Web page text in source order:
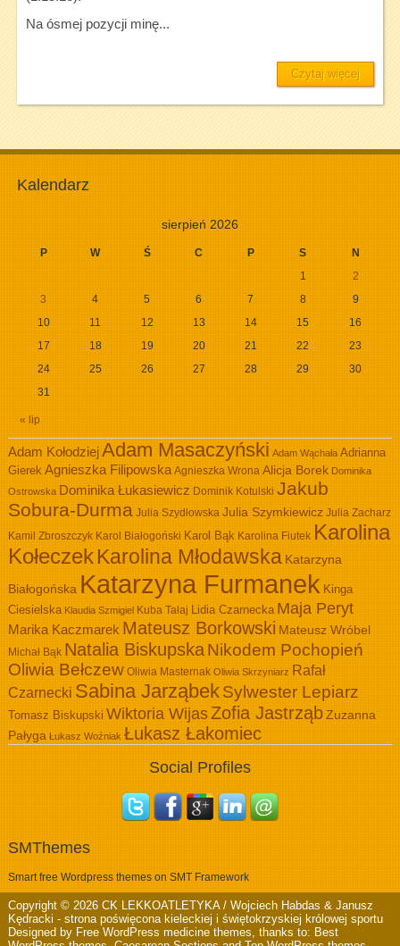
Na ósmej pozycji minę...
Czytaj więcej
Kalendarz
sierpień 2026
P W Ś C P S N
« lip
1
2
3
4 5 6 7 8
9
10
11 12 13 14 15
16
17
18 19 20 21 22
23
24
25 26 27 28 29
30
31
Adam KołodziejAdam Masaczyński Adam Wąchała Adrianna
Gierek Agnieszka Filipowska Agnieszka Wrona Alicja Borek Dominika
Ostrowska Dominika Łukasiewicz Dominik Kotulski Jakub
Sobura-Durma Julia Szydłowska Julia Szymkiewicz Julia Zacharz
Kamil Zbroszczyk Karol Białogoński Karol Bąk Karolina Fiutek Karolina
KołeczekKarolina Młodawska Katarzyna
Białogońska Katarzyna Furmanek Kinga
Ciesielska Klaudia Szmigiel Kuba Tałaj Lidia Czarnecka Maja Peryt
Marika Kaczmarek Mateusz Borkowski Mateusz Wróbel
Michał Bąk Natalia BiskupskaNikodem Pochopień
Oliwia Bełczew Oliwia Masternak Oliwia Skrzyniarz Rafał
Czarnecki Sabina JarząbekSylwester Lepiarz
Tomasz Biskupski Wiktoria WijasZofia JastrząbZuzanna
Pałyga Łukasz Woźniak Łukasz Łakomiec
Social Profiles
SMThemes
Smart free Wordpress themes on SMT Framework
Copyright © 2026 CK LEKKOATLETYKA / Wojciech Habdas & Janusz
Kędracki - strona poświęcona kieleckiej i świętokrzyskiej królowej sportu
Designed by Free WordPress medicine themes, thanks to: Best